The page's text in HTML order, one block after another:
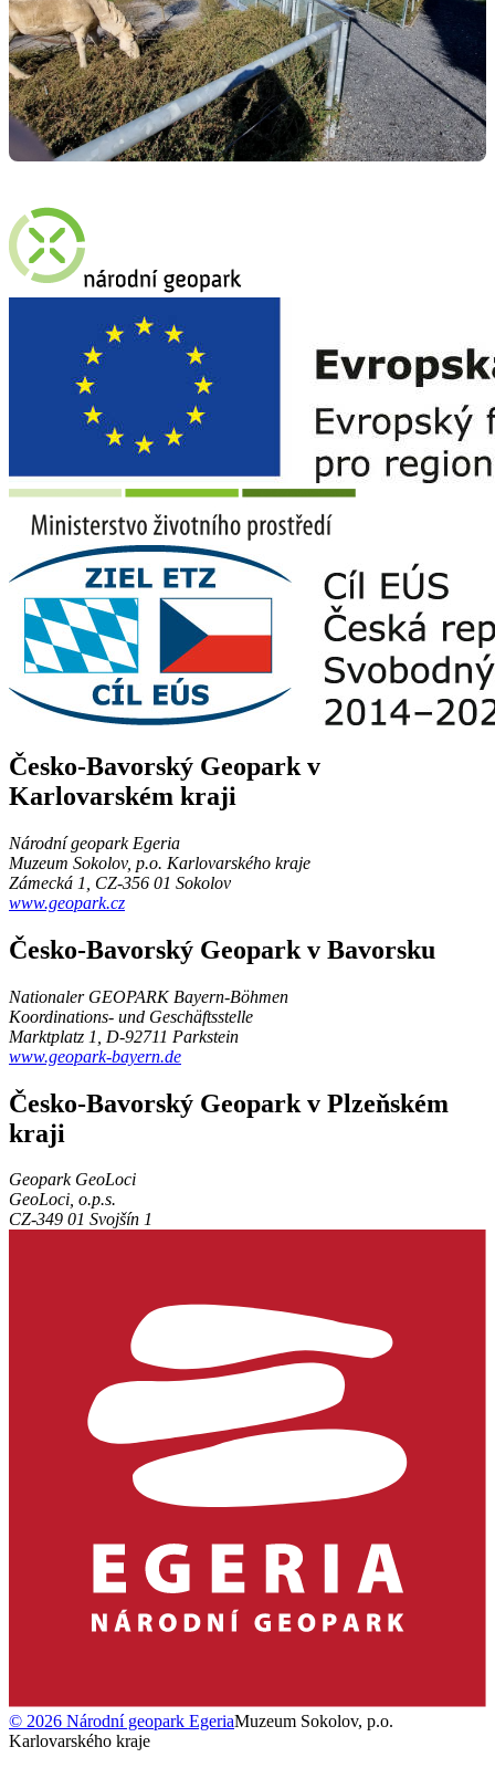
Česko-Bavorský Geopark v
Karlovarském kraji
Národní geopark Egeria
Muzeum Sokolov, p.o. Karlovarského kraje
Zámecká 1, CZ-356 01 Sokolov
www.geopark.cz
Česko-Bavorský Geopark v Bavorsku
Nationaler GEOPARK Bayern-Böhmen
Koordinations- und Geschäftsstelle
Marktplatz 1, D-92711 Parkstein
www.geopark-bayern.de
Česko-Bavorský Geopark v Plzeňském
kraji
Geopark GeoLoci
GeoLoci, o.p.s.
CZ-349 01 Svojšín 1
© 2026 Národní geopark EgeriaMuzeum Sokolov, p.o.
Karlovarského kraje